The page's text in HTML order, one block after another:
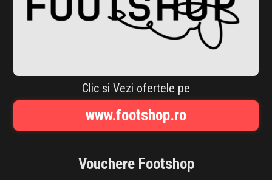
REDUCERI
ABONARE NEWSLETTER
INFLUENCER SQUAD
BRANDURI
Clic si Vezi ofertele pe
www.footshop.ro
Vouchere Footshop